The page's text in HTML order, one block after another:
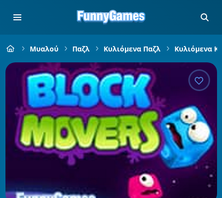
Μυαλού Παζλ Κυλιόμενα Παζλ Κυλιόμενα